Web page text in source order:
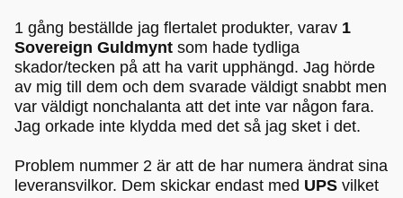
1 gång beställde jag flertalet produkter, varav 1
Sovereign Guldmynt som hade tydliga
skador/tecken på att ha varit upphängd. Jag hörde
av mig till dem och dem svarade väldigt snabbt men
var väldigt nonchalanta att det inte var någon fara.
Jag orkade inte klydda med det så jag sket i det.
Problem nummer 2 är att de har numera ändrat sina
leveransvilkor. Dem skickar endast med UPS vilket